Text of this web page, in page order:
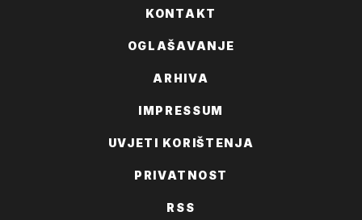
KONTAKT
OGLAŠAVANJE
ARHIVA
IMPRESSUM
UVJETI KORIŠTENJA
PRIVATNOST
RSS